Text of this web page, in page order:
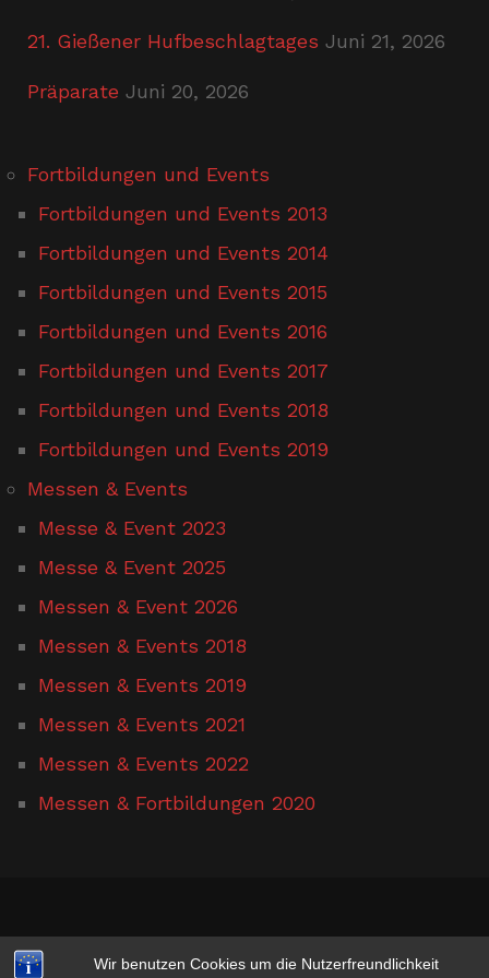
Wir benutzen Cookies um die Nutzerfreundlichkeit
21. Gießener Hufbeschlagtages Juni 21, 2026
Präparate Juni 20, 2026
Fortbildungen und Events
Fortbildungen und Events 2013
Fortbildungen und Events 2014
Fortbildungen und Events 2015
Fortbildungen und Events 2016
Fortbildungen und Events 2017
Fortbildungen und Events 2018
Fortbildungen und Events 2019
Messen & Events
Messe & Event 2023
Messe & Event 2025
Messen & Event 2026
Messen & Events 2018
Messen & Events 2019
Messen & Events 2021
Messen & Events 2022
Messen & Fortbildungen 2020
www.hufschmied-gerusel.de